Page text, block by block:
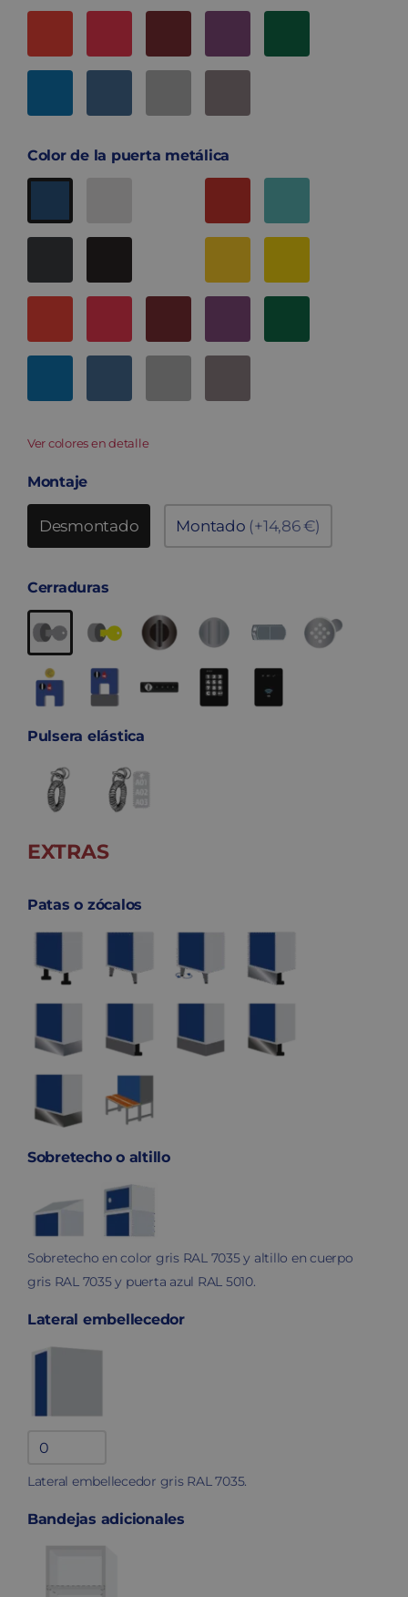
Color de la puerta metálica
Ver colores en detalle
Montaje
Desmontado Montado (+14,86 €)
Cerraduras
Pulsera elástica
EXTRAS
Patas o zócalos
Sobretecho o altillo
Sobretecho en color gris RAL 7035 y altillo en cuerpo
gris RAL 7035 y puerta azul RAL 5010.
Lateral embellecedor
Lateral
embellecedor
Lateral embellecedor gris RAL 7035.
Bandejas adicionales